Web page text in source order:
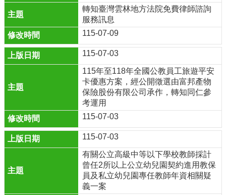
關
連
結
回
首
網
導
覽
雲
林
政
轉知臺灣雲林地方法院免費律師諮詢
服務訊息
115-07-09
115-07-03
115年至118年全國公教員工旅遊平安
卡優惠方案，經公開徵選由富邦產物
保險股份有限公司承作，轉知同仁參
考運用
115-07-03
115-07-03
有關公立高級中等以下學校教師採計
曾任2所以上公立幼兒園契約進用教保
員及私立幼兒園專任教師年資相關疑
義一案